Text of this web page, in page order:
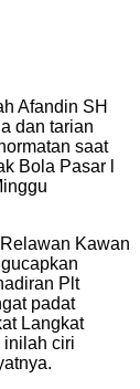
Afandin SH
dan tarian
saat
Bola Pasar l
Kawan
Plt
padat
Langkat
inilah ciri